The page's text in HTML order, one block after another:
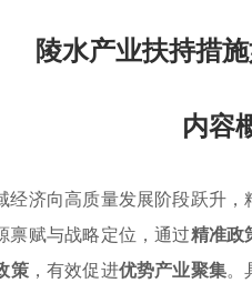
陵水产业扶持措
内容
经济向高质量发展阶段跃升
禀赋与战略定位，通过精准政
策，有效促进优势产业聚集。